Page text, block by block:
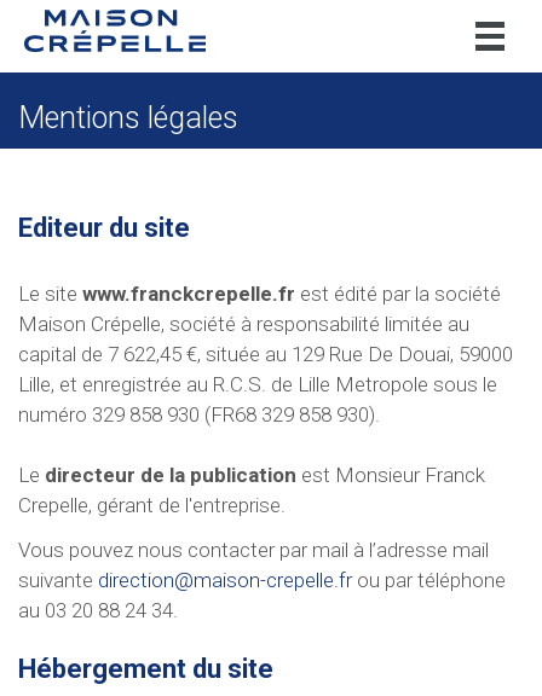
Mentions légales
Editeur du site
Le site www.franckcrepelle.fr est édité par la société
Maison Crépelle, société à responsabilité limitée au
capital de 7 622,45 €, située au 129 Rue De Douai, 59000
Lille, et enregistrée au R.C.S. de Lille Metropole sous le
numéro 329 858 930 (FR68 329 858 930).
Le directeur de la publication est Monsieur Franck
Crepelle, gérant de l'entreprise.
Vous pouvez nous contacter par mail à l’adresse mail
suivante direction@maison-crepelle.frou par téléphone
au 03 20 88 24 34.
Hébergement du site